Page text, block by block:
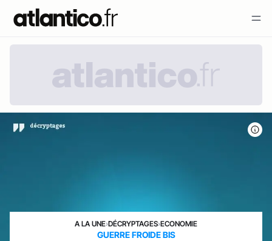
A LA UNE›DÉCRYPTAGES›ECONOMIE
GUERRE FROIDE BIS